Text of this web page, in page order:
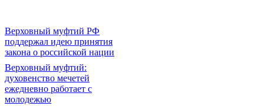
Верховный муфтий РФ
поддержал идею принятия
закона о российской нации
Верховный муфтий:
духовенство мечетей
ежедневно работает с
молодежью